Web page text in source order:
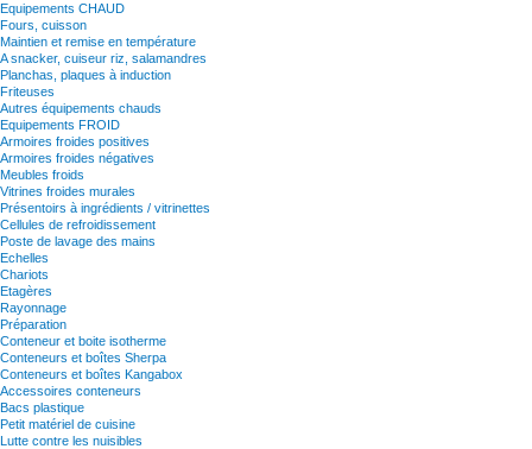
Equipements CHAUD
Fours, cuisson
Maintien et remise en température
A snacker, cuiseur riz, salamandres
Planchas, plaques à induction
Friteuses
Autres équipements chauds
Equipements FROID
Armoires froides positives
Armoires froides négatives
Meubles froids
Vitrines froides murales
Présentoirs à ingrédients / vitrinettes
Cellules de refroidissement
Poste de lavage des mains
Echelles
Chariots
Etagères
Rayonnage
Préparation
Conteneur et boite isotherme
Conteneurs et boîtes Sherpa
Conteneurs et boîtes Kangabox
Accessoires conteneurs
Bacs plastique
Petit matériel de cuisine
Lutte contre les nuisibles